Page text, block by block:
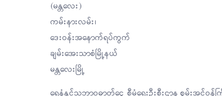
(မန္တလေး)
ကမ်းနားလမ်း၊
ဒေးဝန်းအနောက်ရပ်ကွက်
ချမ်းအေးသာစံမြို့နယ်
မန္တလေးမြို့
ရေနံနှင့်သဘာဝဓာတ်ငွေ့ စီမံရေးဦးစီးဌာန စွမ်းအင်ဝန်က